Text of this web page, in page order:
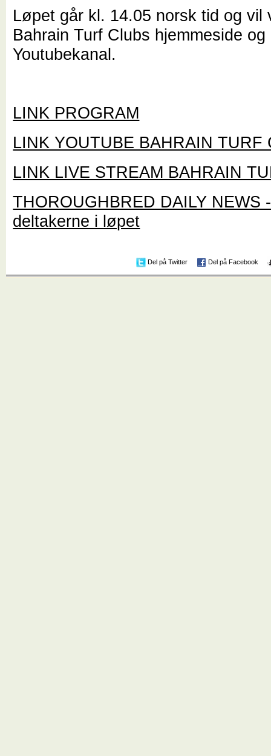
Løpet går kl. 14.05 norsk tid og vil
Bahrain Turf Clubs hjemmeside og
Youtubekanal.
LINK PROGRAM
LINK YOUTUBE BAHRAIN TURF
LINK LIVE STREAM BAHRAIN
THOROUGHBRED DAILY NEWS
deltakerne i løpet
Del på Twitter Del på Facebook